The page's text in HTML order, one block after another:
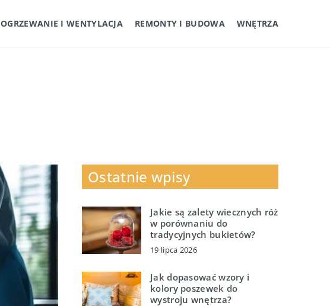
OGRZEWANIE I WENTYLACJA REMONTY I BUDOWA WNĘTRZA
Ostatnie wpisy
Jakie są zalety wiecznych róż
w porównaniu do
tradycyjnych bukietów?
19 lipca 2026
Jak dopasować wzory i
kolory poszewek do
wystroju wnętrza?